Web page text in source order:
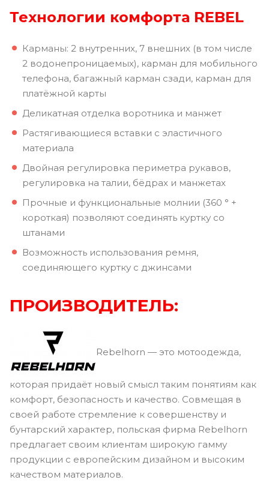
Технологии комфорта REBEL
Карманы: 2 внутренних, 7 внешних (в том числе
2 водонепроницаемых), карман для мобильного
телефона, багажный карман сзади, карман для
платёжной карты
Деликатная отделка воротника и манжет
Растягивающиеся вставки с эластичного
материала
Двойная регулировка периметра рукавов,
регулировка на талии, бёдрах и манжетах
Прочные и функциональные молнии (360 ° +
короткая) позволяют соединять куртку со
штанами
Возможность использования ремня,
соединяющего куртку с джинсами
ПРОИЗВОДИТЕЛЬ:
Rebelhorn — это мотоодежда,
которая придаёт новый смысл таким понятиям как
комфорт, безопасность и качество. Совмещая в
своей работе стремление к совершенству и
бунтарский характер, польская фирма Rebelhorn
предлагает своим клиентам широкую гамму
продукции с европейским дизайном и высоким
качеством материалов.